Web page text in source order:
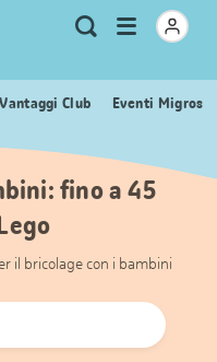
Metanavigazione
Ricerca
Apri
menu
Vantaggi Club Eventi Migros
fino a 45
il bricolage con i bambini